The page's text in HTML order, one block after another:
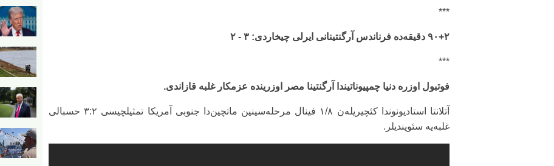
***
۹۰+۲ دقیقه‌ده فرناندس آرگنتینانی ایر‌لی چیخاردی: ۳ - ۲
***
فوتبول اوزره دنیا چمپیوناتیندا آرگنتینا مصر اوزرینده عزمکار غلبه قازاندی.
آتلانتا استادیونوندا کئچیریله‌ن ۱/۸ فینال مرحله‌سینین ماتچین‌دا جنوبی آمریکا تمثیلچیسی ۳:۲ حسبالی
غلبه‌یه سئویندیلر.